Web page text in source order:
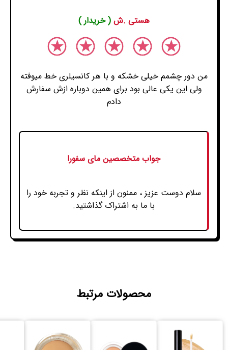
هستی .ش ( خریدار )
من دور چشمم خیلی خشکه و با هر کانسیلری خط میوفته
ولی این یکی عالی بود برای همین دوباره ازش سفارش
دادم
جواب متخصصین مای سفورا
سلام دوست عزیز ، ممنون از اینکه نظر و تجربه خود را
با ما به اشتراک گذاشتید.
محصولات مرتبط